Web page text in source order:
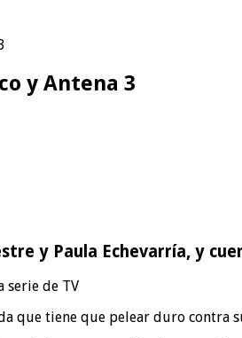
y Antena 3
y Paula Echevarría, y
que tiene que pelear duro contra